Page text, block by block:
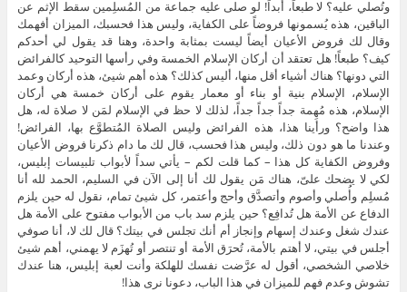
وتُصلي عليه؟ لا طبعاً، أبداً! لو صلى عليه جماعة من المُسلِمين سقط الإثم عن
الباقين، هذه يُسمونها فروضاً على الكفاية، وليس هذا فحسبك، الميزان أفهمك
وقال لك فروض الأعيان أيضاً ليست بمثابة واحدة، وهنا قد يقول لي أحدكم
كيف؟ طبعاً! هل تعتقد أن أركان الإسلام الخمسة وفي رأسها التوحيد كالفرائض
التي دونها؟ هناك أشياء أقل منها، أليس كذلك؟ هذه أهم شيئ، هذه أركان وعمد
الإسلام، الإسلام بنية أو بناء أو معمار يقوم على أركان خمسة هي أركان
الإسلام، هذه مُهِمة جداً جداً جداً، لذلك لا حظ في الإسلام لمَن لا صلاة له، هل
هذا واضح؟ ورأينا هذا، هذه الفرائض وليس الصلاة المُتطوَّع بها، الفرائض!
وعندنا ما هو دون ذلك، وليس هذا فحسب، قال لك ما دام ذكرنا فروض الأعيان
وفروض الكفاية كل هذا – كما قلت لكم – يأتي سداً لأبواب تلبيسات إبليس،
لكي لا يضحك علىّ، هناك مَن يقول لك أنا إلى الآن في السليم، الحمد لله أنا
مُسلِم وأُصلي وأصوم وأتصدَّق وأحج وأعتمر، كل شيئ تمام، نقول له حين يلزم
الدفاع عن الأمة هل تُدافِع؟ حين يلزم سد باب من الأبواب مفتوح على الأمة هل
عندك شغل وعندك إسهام وإنجاز أم أنك تجلس في بيتك؟ قال لك لا، أنا صوفي
أجلس في بيتي، لا أهتم بالأمة، تُحرَق الأمة أو تنتصر أو تُهزَم لا يهمني، أهم شيئ
خلاصي الشخصي، أقول له عرَّضت نفسك للهلكة وأنت لعبة إبليس، هنا عندك
تشوش وعدم فهم للميزان في هذا الباب، دعونا نرى هذا!